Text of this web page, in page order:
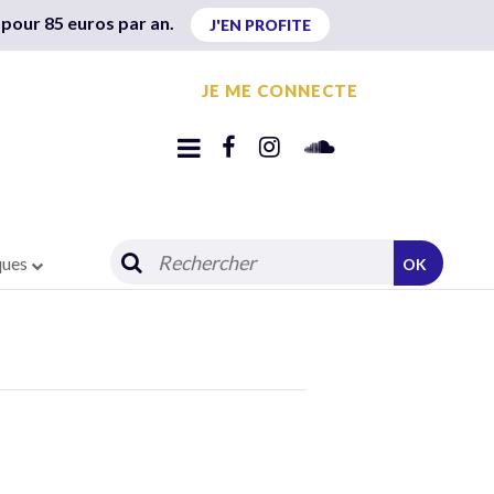
85 euros par an. J'EN PROFITE
JE ME CONNECTE
OK